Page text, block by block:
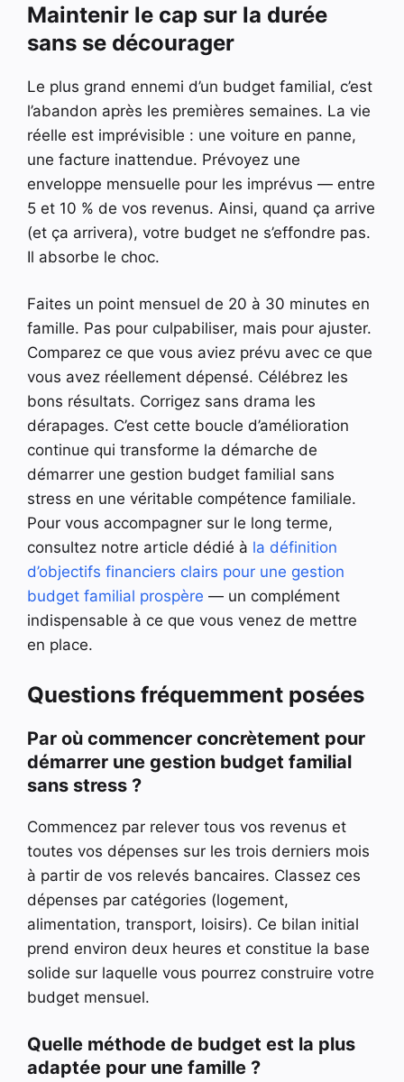
Maintenir le cap sur la durée
sans se décourager
Le plus grand ennemi d’un budget familial, c’est
l’abandon après les premières semaines. La vie
réelle est imprévisible : une voiture en panne,
une facture inattendue. Prévoyez une
enveloppe mensuelle pour les imprévus — entre
5 et 10 % de vos revenus. Ainsi, quand ça arrive
(et ça arrivera), votre budget ne s’effondre pas.
Il absorbe le choc.
Faites un point mensuel de 20 à 30 minutes en
famille. Pas pour culpabiliser, mais pour ajuster.
Comparez ce que vous aviez prévu avec ce que
vous avez réellement dépensé. Célébrez les
bons résultats. Corrigez sans drama les
dérapages. C’est cette boucle d’amélioration
continue qui transforme la démarche de
démarrer une gestion budget familial sans
stress en une véritable compétence familiale.
Pour vous accompagner sur le long terme,
consultez notre article dédié à la définition
d’objectifs financiers clairs pour une gestion
budget familial prospère — un complément
indispensable à ce que vous venez de mettre
en place.
Questions fréquemment posées
Par où commencer concrètement pour
démarrer une gestion budget familial
sans stress ?
Commencez par relever tous vos revenus et
toutes vos dépenses sur les trois derniers mois
à partir de vos relevés bancaires. Classez ces
dépenses par catégories (logement,
alimentation, transport, loisirs). Ce bilan initial
prend environ deux heures et constitue la base
solide sur laquelle vous pourrez construire votre
budget mensuel.
Quelle méthode de budget est la plus
adaptée pour une famille ?